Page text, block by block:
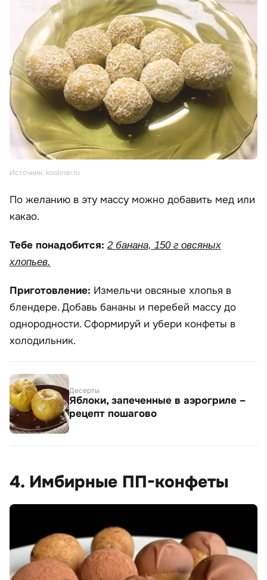
Источник: koolinar.ru
По желанию в эту массу можно добавить мед или
какао.
Тебе понадобится: 2 банана, 150 г овсяных
хлопьев.
Приготовление: Измельчи овсяные хлопья в
блендере. Добавь бананы и перебей массу до
однородности. Сформируй и убери конфеты в
холодильник.
Десерты
Яблоки, запеченные в аэрогриле –
рецепт пошагово
4. Имбирные ПП-конфеты